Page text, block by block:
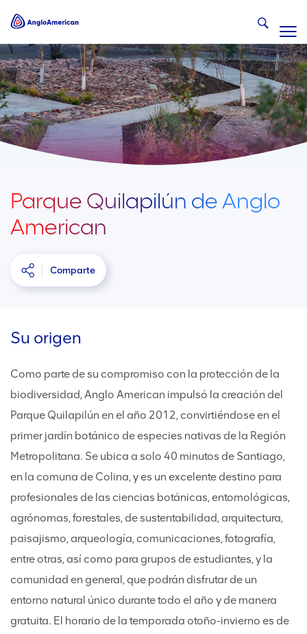
Parque Quilapilún de Anglo
American
Comparte
Su origen
Como parte de su compromiso con la protección de la
biodiversidad, Anglo American impulsó la creación del
Parque Quilapilún en el año 2012, convirtiéndose en el
primer jardín botánico de especies nativas de la Región
Metropolitana. Se ubica a solo 40 minutos de Santiago,
en la comuna de Colina, y es un excelente destino para
profesionales de las ciencias botánicas, entomológicas,
agrónomas, forestales, de sustentabilidad, arquitectura,
paisajismo, arqueología, comunicaciones, fotografía,
entre otras, así como para grupos de estudiantes, y la
comunidad en general, que podrán disfrutar de un
entorno natural único durante todo el año y de manera
gratuita. El horario de la temporada otoño-invierno es de